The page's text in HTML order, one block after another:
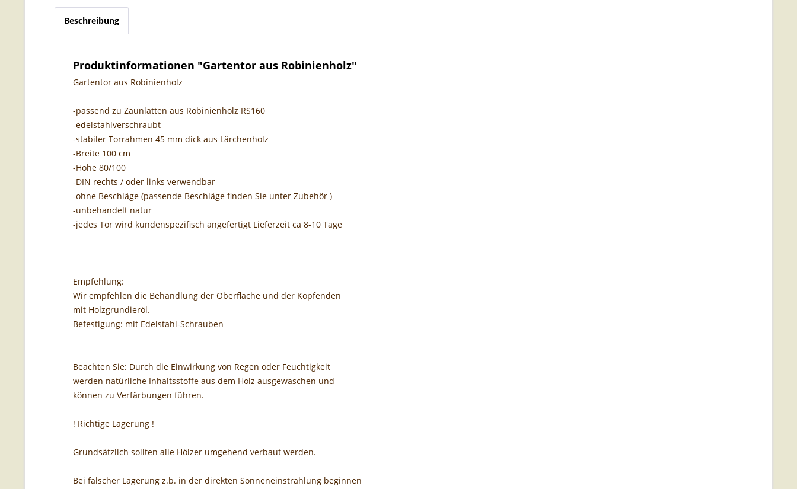
Beschreibung
Produktinformationen "Gartentor aus Robinienholz"
Gartentor aus Robinienholz
-passend zu Zaunlatten aus Robinienholz RS160
-edelstahlverschraubt
-stabiler Torrahmen 45 mm dick aus Lärchenholz
-Breite 100 cm
-Höhe 80/100
-DIN rechts / oder links verwendbar
-ohne Beschläge (passende Beschläge finden Sie unter Zubehör )
-unbehandelt natur
-jedes Tor wird kundenspezifisch angefertigt Lieferzeit ca 8-10 Tage
Empfehlung:
Wir empfehlen die Behandlung der Oberfläche und der Kopfenden
mit Holzgrundieröl.
Befestigung: mit Edelstahl-Schrauben
Beachten Sie: Durch die Einwirkung von Regen oder Feuchtigkeit
werden natürliche Inhaltsstoffe aus dem Holz ausgewaschen und
können zu Verfärbungen führen.
! Richtige Lagerung !
Grundsätzlich sollten alle Hölzer umgehend verbaut werden.
Bei falscher Lagerung z.b. in der direkten Sonneneinstrahlung beginnen